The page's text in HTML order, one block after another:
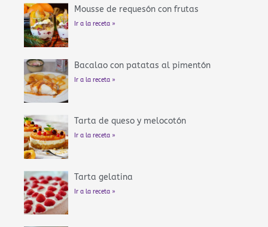
Mousse de requesón con frutas
Ir a la receta »
Bacalao con patatas al pimentón
Ir a la receta »
Tarta de queso y melocotón
Ir a la receta »
Tarta gelatina
Ir a la receta »